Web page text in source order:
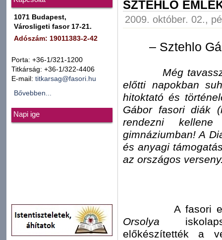
1071 Budapest,
Városligeti fasor 17-21.
Adószám: 19011383-2-42
Porta: +36-1/321-1200
Titkárság: +36-1/322-4406
E-mail: titkarsag@fasori.hu
Bővebben...
Napi ige
SZTEHLO
2009. október. 02.,
– Sztehlo
Még tavasszal,
előtti napokban
hitoktató és
Gábor fasori diák
rendezni
gimnáziumban! A
és anyagi
az országos
A fasori
Orsolya
előkészítették a